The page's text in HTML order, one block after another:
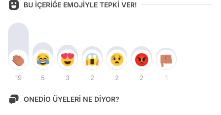
BU İÇERİĞE EMOJİYLE TEPKİ VER!
19 5 3 2 2 2 1
ONEDİO ÜYELERİ NE DİYOR?